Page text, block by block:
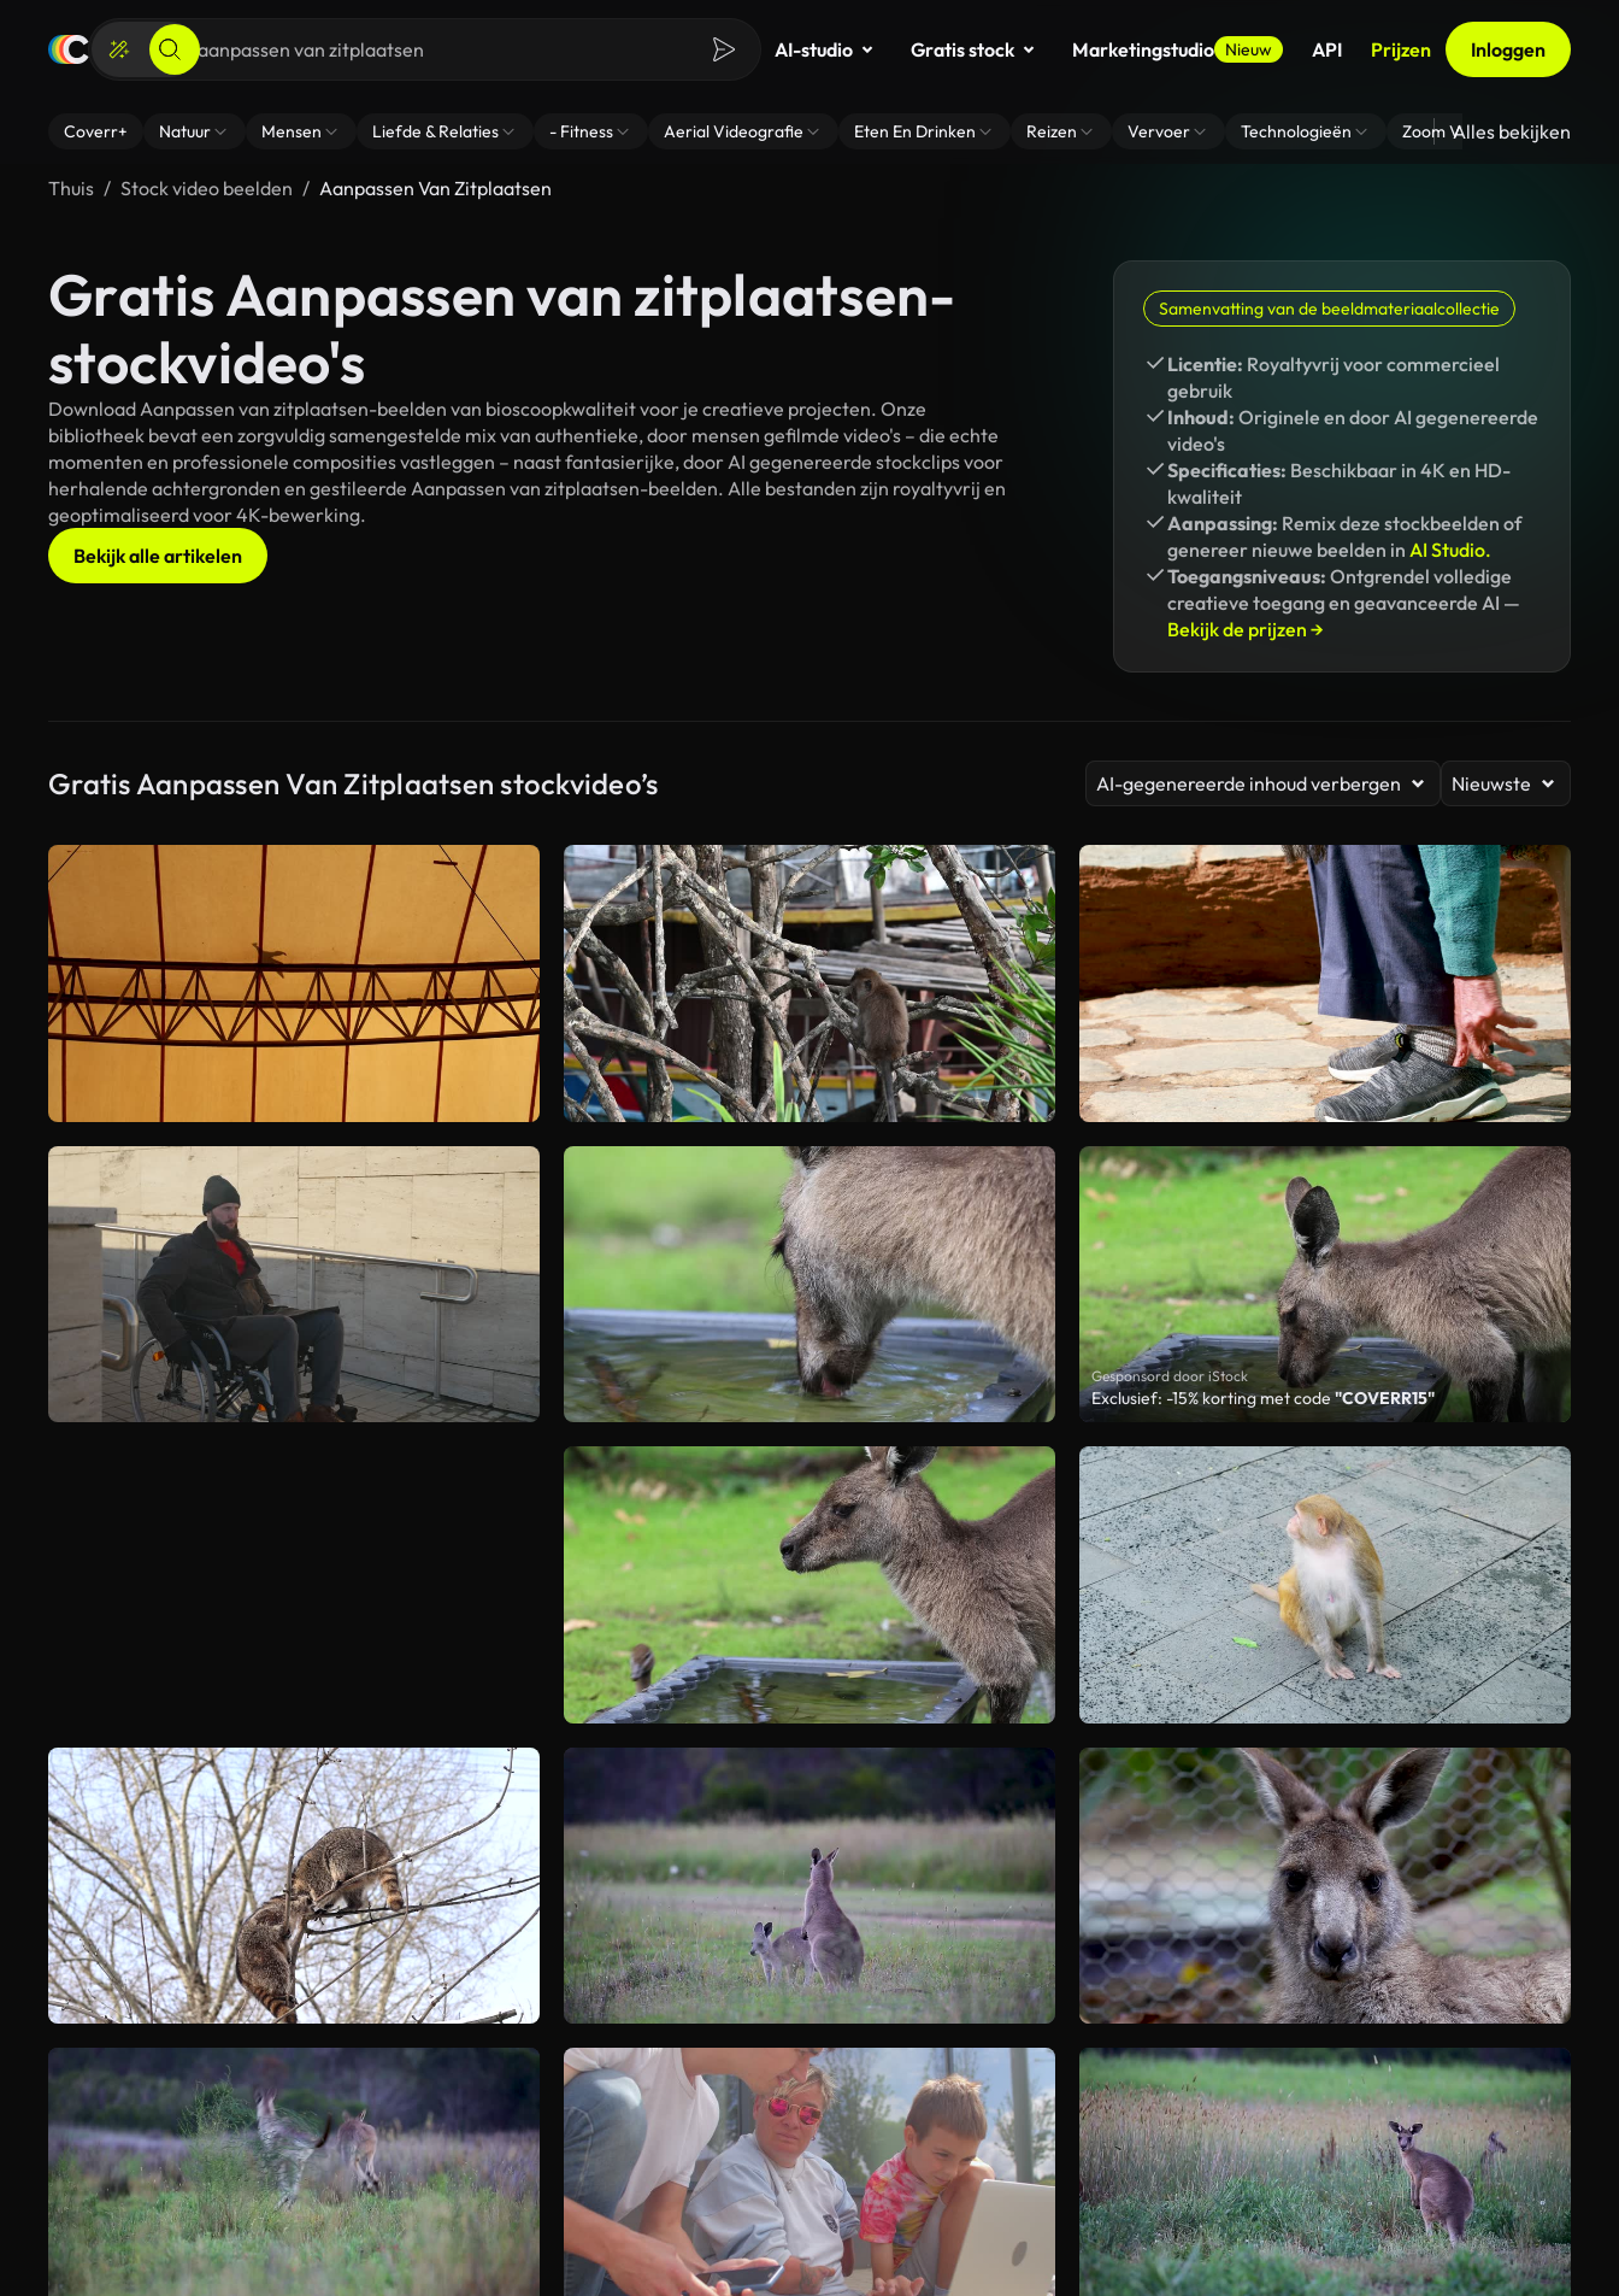
AI-studio Gratis stock Marketingstudio Nieuw API Prijzen Inloggen
Coverr+ Natuur Mensen Liefde & Relaties - Fitness Aerial Videografie Eten En Drinken Reizen Vervoer Technologieën Zoom Virtuele
Alles bekijken
Thuis Stock video beelden Aanpassen Van Zitplaatsen
Gratis Aanpassen van zitplaatsen-
stockvideo's
Download Aanpassen van zitplaatsen-beelden van bioscoopkwaliteit voor je creatieve projecten. Onze
bibliotheek bevat een zorgvuldig samengestelde mix van authentieke, door mensen gefilmde video's – die echte
momenten en professionele composities vastleggen – naast fantasierijke, door AI gegenereerde stockclips voor
herhalende achtergronden en gestileerde Aanpassen van zitplaatsen-beelden. Alle bestanden zijn royaltyvrij en
geoptimaliseerd voor 4K-bewerking.
Bekijk alle artikelen
Samenvatting van de beeldmateriaalcollectie
Licentie: Royaltyvrij voor commercieel
gebruik
Inhoud: Originele en door AI gegenereerde
video's
Specificaties: Beschikbaar in 4K en HD-
kwaliteit
Aanpassing: Remix deze stockbeelden of
genereer nieuwe beelden in AI Studio.
Toegangsniveaus: Ontgrendel volledige
creatieve toegang en geavanceerde AI —
Bekijk de prijzen →
Gratis Aanpassen Van Zitplaatsen stockvideo’s AI-gegenereerde inhoud verbergen Nieuwste
Gesponsord door iStock
Exclusief: -15% korting met code"COVERR15"